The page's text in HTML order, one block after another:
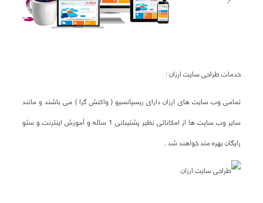
خدمات طراحی سایت ارزان :
تمامی وب سایت های ارزان دارای ریسپانسیو ( واکنش گرا ) می باشند و مانند
سایر وب سایت ها از امکاناتی نظیر پشتیبانی 1 ساله و آموزش اینترنت و سئو
رایگان بهره مند خواهند شد .